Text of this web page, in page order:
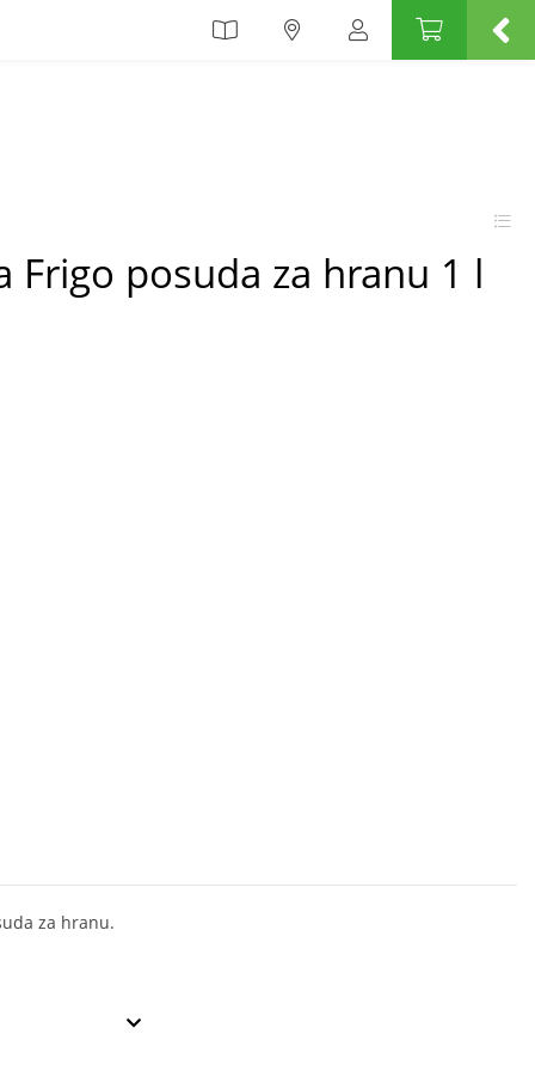
Frigo posuda za hranu 1 l
za hranu.